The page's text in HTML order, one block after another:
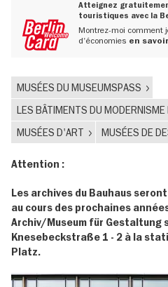
Atteignez
touristiques avec la
Montrez-moi comment
d'économies en
MUSÉES DU MUSEUMSPASS
LES BÂTIMENTS DU MODERNISME
MUSÉES D'ART
MUSÉES DE
Attention :
Les archives du Bauhaus
au cours des prochaines
Archiv/Museum für Gestaltung
Knesebeckstraße 1 - 2 à la
Platz.